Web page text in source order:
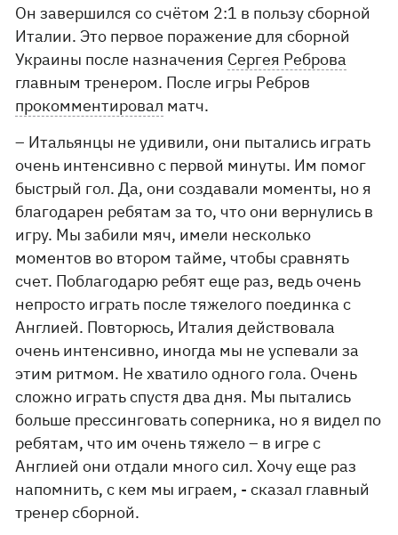
Он завершился со счётом 2:1 в пользу сборной
Италии. Это первое поражение для сборной
Украины после назначения Сергея Реброва
главным тренером. После игры Ребров
прокомментировал матч.
– Итальянцы не удивили, они пытались играть
очень интенсивно с первой минуты. Им помог
быстрый гол. Да, они создавали моменты, но я
благодарен ребятам за то, что они вернулись в
игру. Мы забили мяч, имели несколько
моментов во втором тайме, чтобы сравнять
счет. Поблагодарю ребят еще раз, ведь очень
непросто играть после тяжелого поединка с
Англией. Повторюсь, Италия действовала
очень интенсивно, иногда мы не успевали за
этим ритмом. Не хватило одного гола. Очень
сложно играть спустя два дня. Мы пытались
больше прессинговать соперника, но я видел по
ребятам, что им очень тяжело – в игре с
Англией они отдали много сил. Хочу еще раз
напомнить, с кем мы играем, - сказал главный
тренер сборной.